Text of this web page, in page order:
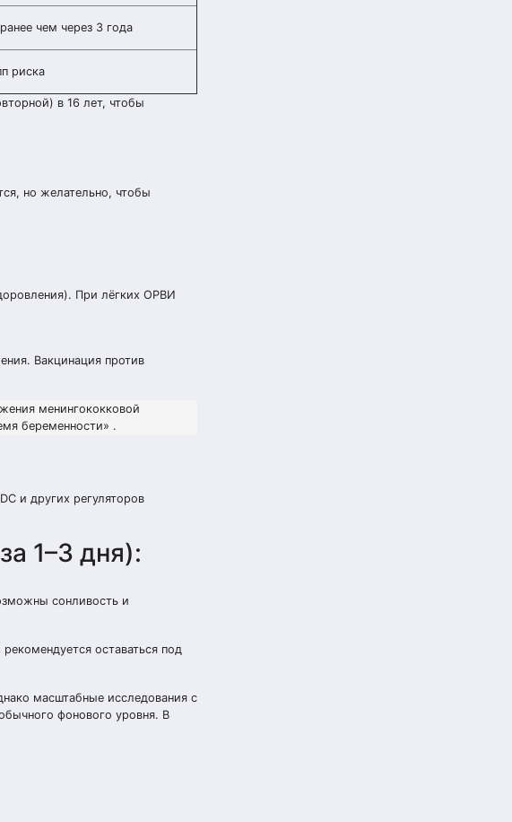
чем через 3 года
риска
в 16 лет, чтобы
но желательно, чтобы
При лёгких ОРВИ
Вакцинация против
менингококковой
беременности» .
и других регуляторов
1–3 дня):
сонливость и
оставаться под
масштабные исследования с
фонового уровня. В